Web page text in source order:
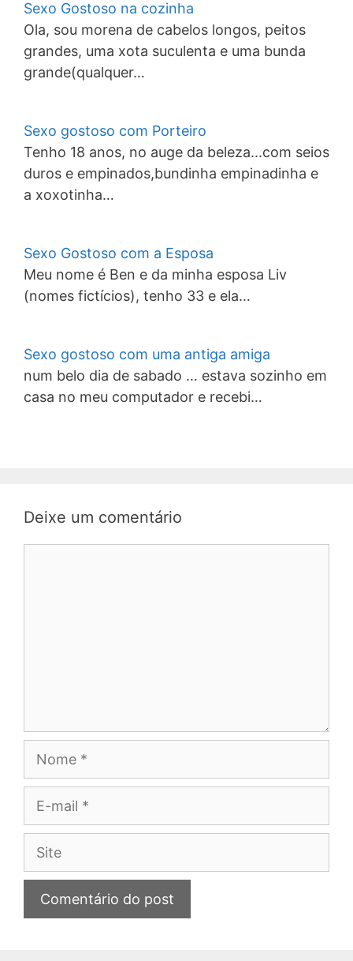
Sexo Gostoso na cozinha
Ola, sou morena de cabelos longos, peitos
grandes, uma xota suculenta e uma bunda
grande(qualquer…
Sexo gostoso com Porteiro
Tenho 18 anos, no auge da beleza...com seios
duros e empinados,bundinha empinadinha e
a xoxotinha…
Sexo Gostoso com a Esposa
Meu nome é Ben e da minha esposa Liv
(nomes fictícios), tenho 33 e ela…
Sexo gostoso com uma antiga amiga
num belo dia de sabado … estava sozinho em
casa no meu computador e recebi…
Deixe um comentário
Site